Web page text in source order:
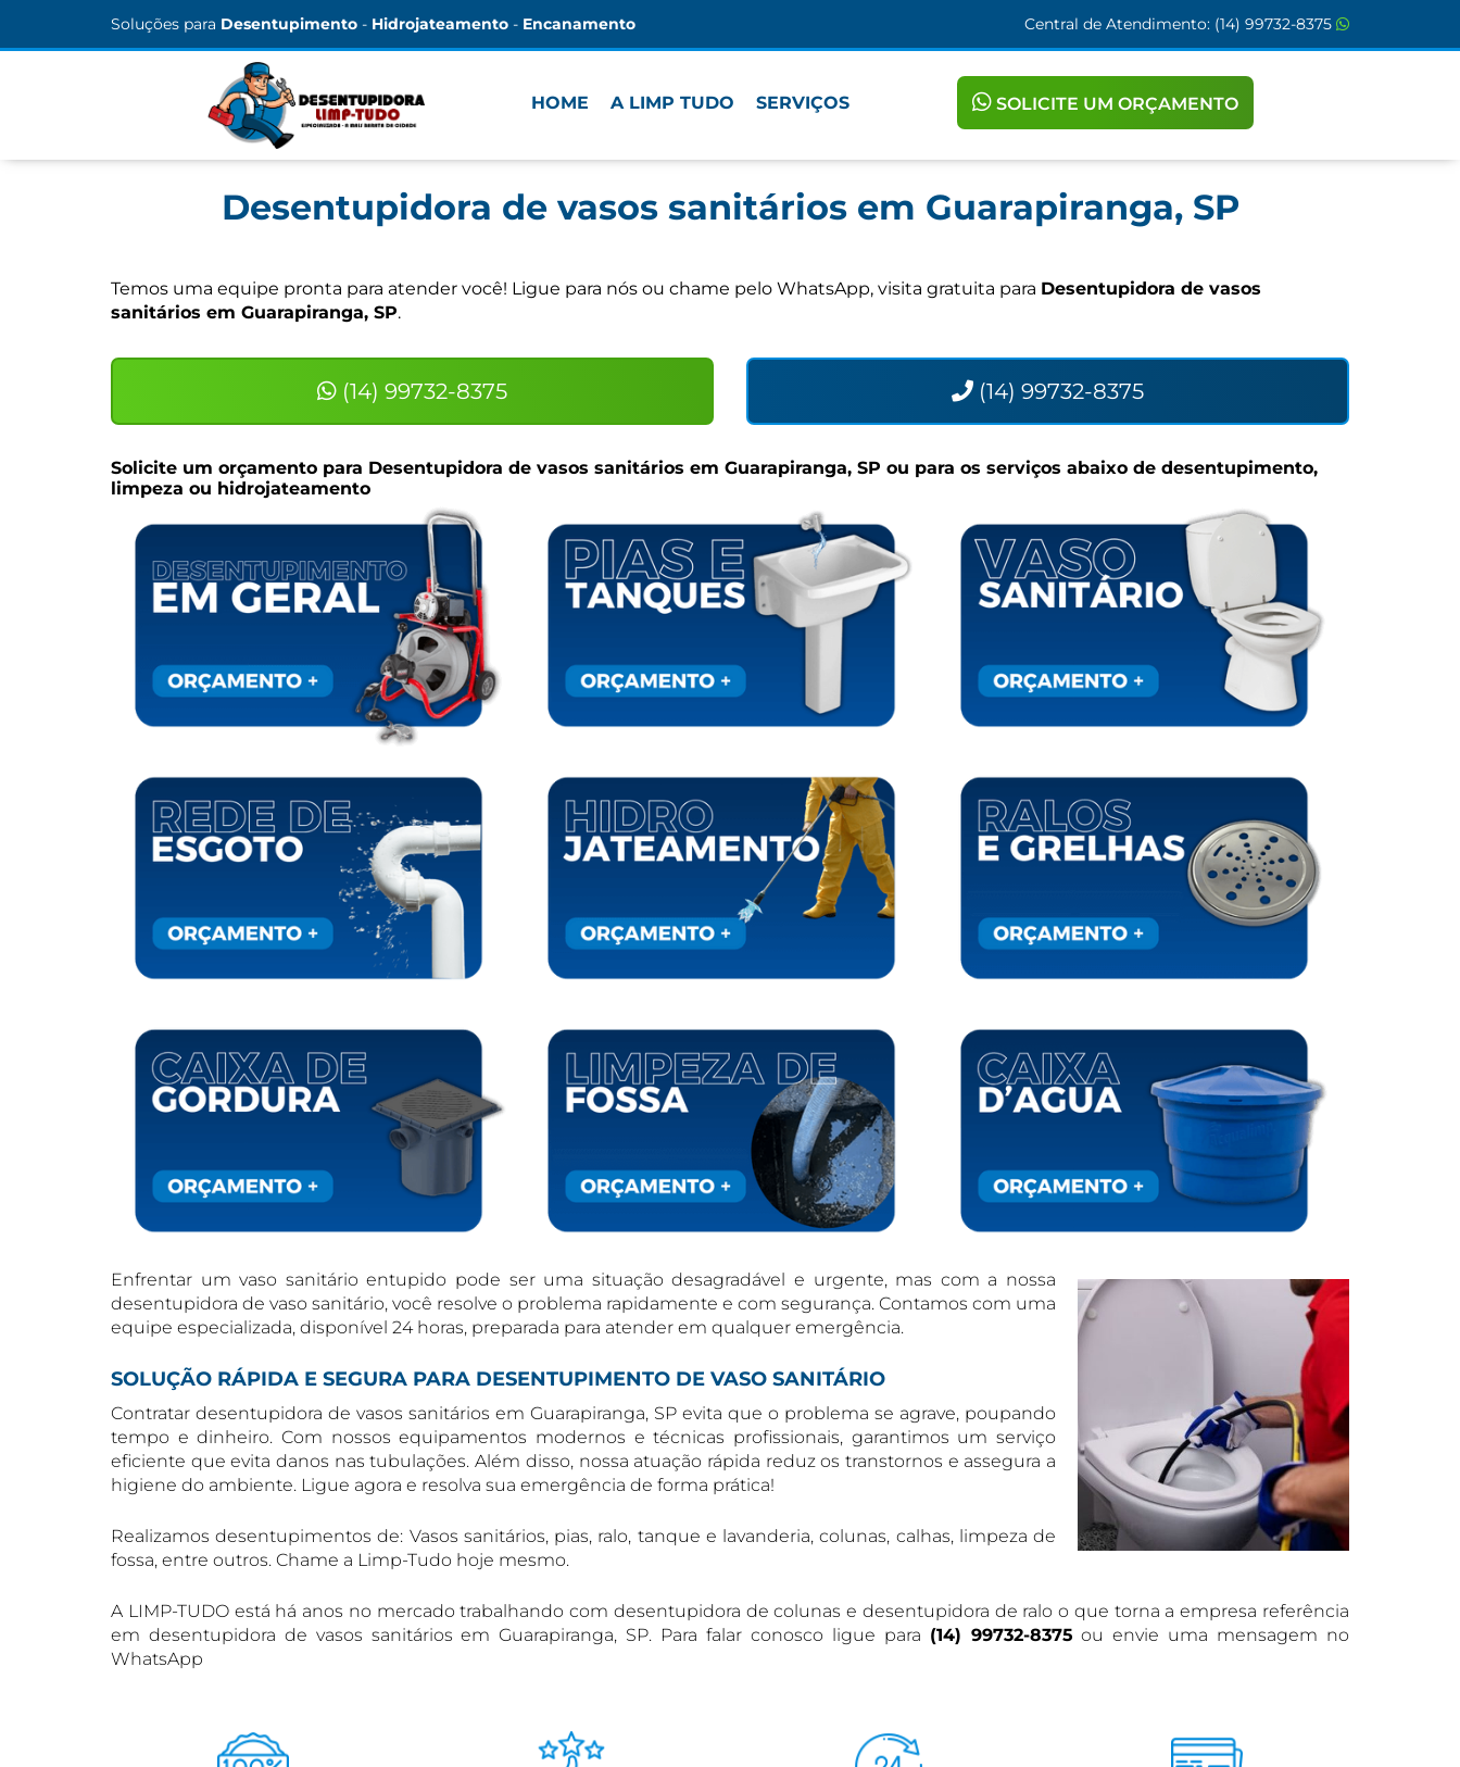
Soluções para Desentupimento - Hidrojateamento - Encanamento Central de Atendimento: (14) 99732-8375
HOME A LIMP TUDO SERVIÇOS SOLICITE UM ORÇAMENTO
Desentupidora de vasos sanitários em Guarapiranga, SP
Temos uma equipe pronta para atender você! Ligue para nós ou chame pelo WhatsApp, visita gratuita para Desentupidora de vasos
sanitários em Guarapiranga, SP.
(14) 99732-8375 (14) 99732-8375
Solicite um orçamento para Desentupidora de vasos sanitários em Guarapiranga, SP ou para os serviços abaixo de desentupimento,
limpeza ou hidrojateamento
Enfrentar um vaso sanitário entupido pode ser uma situação desagradável e urgente, mas com a nossa
desentupidora de vaso sanitário, você resolve o problema rapidamente e com segurança. Contamos com uma
equipe especializada, disponível 24 horas, preparada para atender em qualquer emergência.
SOLUÇÃO RÁPIDA E SEGURA PARA DESENTUPIMENTO DE VASO SANITÁRIO
Contratar desentupidora de vasos sanitários em Guarapiranga, SP evita que o problema se agrave, poupando
tempo e dinheiro. Com nossos equipamentos modernos e técnicas profissionais, garantimos um serviço
eficiente que evita danos nas tubulações. Além disso, nossa atuação rápida reduz os transtornos e assegura a
higiene do ambiente. Ligue agora e resolva sua emergência de forma prática!
Realizamos desentupimentos de: Vasos sanitários, pias, ralo, tanque e lavanderia, colunas, calhas, limpeza de
fossa, entre outros. Chame a Limp-Tudo hoje mesmo.
A LIMP-TUDO está há anos no mercado trabalhando com desentupidora de colunas e desentupidora de ralo o que torna a empresa referência
em desentupidora de vasos sanitários em Guarapiranga, SP. Para falar conosco ligue para (14) 99732-8375 ou envie uma mensagem no
WhatsApp